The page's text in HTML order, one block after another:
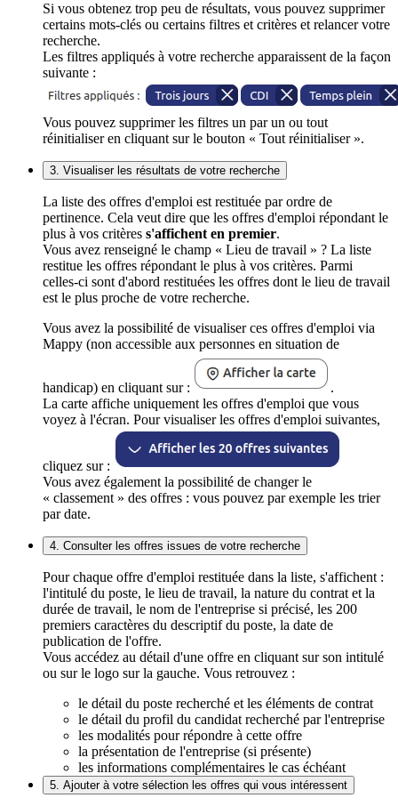
Si vous obtenez trop peu de résultats, vous pouvez supprimer
certains mots-clés ou certains filtres et critères et relancer votre
recherche.
Les filtres appliqués à votre recherche apparaissent de la façon
suivante :
Vous pouvez supprimer les filtres un par un ou tout
réinitialiser en cliquant sur le bouton « Tout réinitialiser ».
3. Visualiser les résultats de votre recherche
La liste des offres d'emploi est restituée par ordre de
pertinence. Cela veut dire que les offres d'emploi répondant le
plus à vos critères s'affichent en premier.
Vous avez renseigné le champ « Lieu de travail » ? La liste
restitue les offres répondant le plus à vos critères. Parmi
celles-ci sont d'abord restituées les offres dont le lieu de travail
est le plus proche de votre recherche.
Vous avez la possibilité de visualiser ces offres d'emploi via
Mappy (non accessible aux personnes en situation de
handicap) en cliquant sur :
.
La carte affiche uniquement les offres d'emploi que vous
voyez à l'écran. Pour visualiser les offres d'emploi suivantes,
cliquez sur :
Vous avez également la possibilité de changer le
« classement » des offres : vous pouvez par exemple les trier
par date.
4. Consulter les offres issues de votre recherche
Pour chaque offre d'emploi restituée dans la liste, s'affichent :
l'intitulé du poste, le lieu de travail, la nature du contrat et la
durée de travail, le nom de l'entreprise si précisé, les 200
premiers caractères du descriptif du poste, la date de
publication de l'offre.
Vous accédez au détail d'une offre en cliquant sur son intitulé
ou sur le logo sur la gauche. Vous retrouvez :
le détail du poste recherché et les éléments de contrat
le détail du profil du candidat recherché par l'entreprise
les modalités pour répondre à cette offre
la présentation de l'entreprise (si présente)
les informations complémentaires le cas échéant
5. Ajouter à votre sélection les offres qui vous intéressent